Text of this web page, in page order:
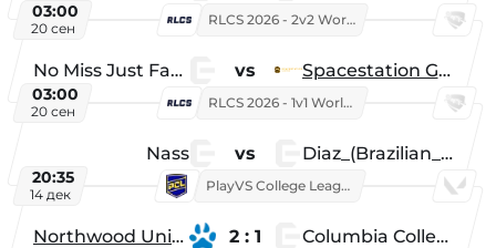
03:00
20 сен
RLCS 2026 - 2v2 World Championship
No Miss Just Fake vs Spacestation Gaming
03:00
20 сен
RLCS 2026 - 1v1 World Championship
Nass vs Diaz_(Brazilian_Player)
20:35
14 дек
PlayVS College League 2025: Fall
Northwood University 2 : 1 Columbia College